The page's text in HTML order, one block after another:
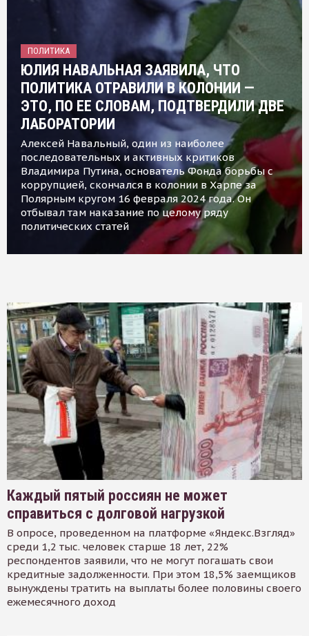
ПОЛИТИКА
ЮЛИЯ НАВАЛЬНАЯ ЗАЯВИЛА, ЧТО
ПОЛИТИКА ОТРАВИЛИ В КОЛОНИИ —
ЭТО, ПО ЕЕ СЛОВАМ, ПОДТВЕРДИЛИ ДВЕ
ЛАБОРАТОРИИ
Алексей Навальный, один из наиболее
последовательных и активных критиков
Владимира Путина, основатель Фонда борьбы с
коррупцией, скончался в колонии в Харпе за
Полярным кругом 16 февраля 2024 года. Он
отбывал там наказание по целому ряду
политических статей
Каждый пятый россиян не может
справиться с долговой нагрузкой
В опросе, проведенном на платформе «Яндекс.Взгляд»
среди 1,2 тыс. человек старше 18 лет, 22%
респондентов заявили, что не могут погашать свои
кредитные задолженности. При этом 18,5% заемщиков
вынуждены тратить на выплаты более половины своего
ежемесячного доход